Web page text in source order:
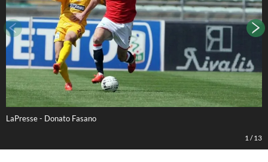
LaPresse - Donato Fasano
1 /13